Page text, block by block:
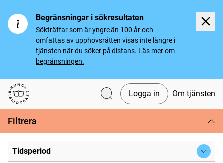
Begränsningar i sökresultaten
Sökträffar som är yngre än 100 år och
omfattas av upphovsrätten visas inte längre i
tjänsten när du söker på distans. Läs mer om
begränsningen.
Svenska tidningar
Logga in Om tjänsten
Filtrera
Tidsperiod